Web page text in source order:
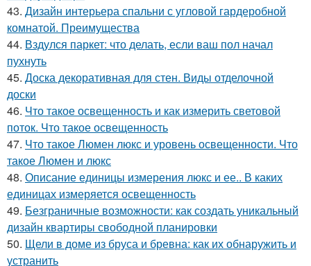
43. Дизайн интерьера спальни с угловой гардеробной
комнатой. Преимущества
44. Вздулся паркет: что делать, если ваш пол начал
пухнуть
45. Доска декоративная для стен. Виды отделочной
доски
46. Что такое освещенность и как измерить световой
поток. Что такое освещенность
47. Что такое Люмен люкс и уровень освещенности. Что
такое Люмен и люкс
48. Описание единицы измерения люкс и ее.. В каких
единицах измеряется освещенность
49. Безграничные возможности: как создать уникальный
дизайн квартиры свободной планировки
50. Щели в доме из бруса и бревна: как их обнаружить и
устранить